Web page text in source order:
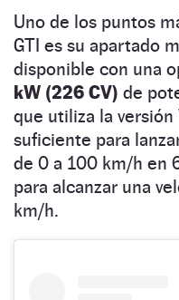
Uno de los puntos
GTI es su apartado
disponible con una
kW (226 CV) de
que utiliza la versión
suficiente para
de 0 a 100 km/h en
para alcanzar una
km/h.